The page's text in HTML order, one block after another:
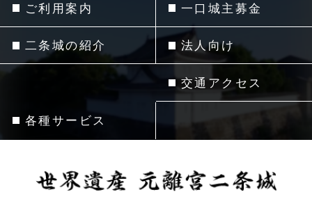
ご利用案内
二条城の紹介
各種サービス
一口城主募金
法人向け
交通アクセス